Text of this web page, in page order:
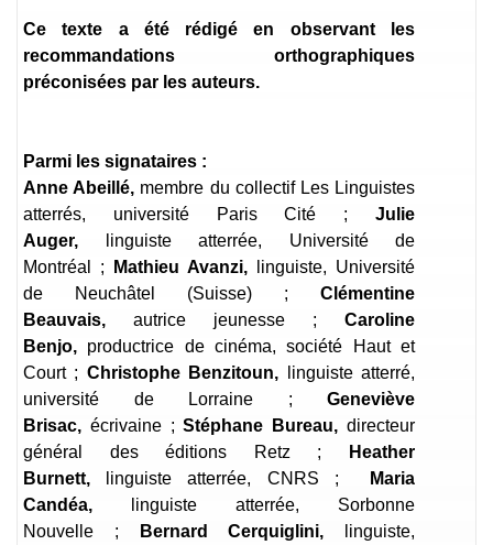
Ce texte a été rédigé en observant les
recommandations orthographiques
préconisées par les auteurs.
Parmi les signataires :
Anne Abeillé, membre du collectif Les Linguistes
atterrés, université Paris Cité ; Julie
Auger,
linguiste atterrée, Université de
Montréal ;
Mathieu Avanzi, linguiste, Université
de Neuchâtel (Suisse) ; Clémentine
Beauvais, autrice jeunesse ; Caroline
Benjo, productrice de cinéma, société Haut et
Court ; Christophe Benzitoun,
linguiste atterré,
université de Lorraine ; Geneviève
Brisac, écrivaine ;Stéphane Bureau,directeur
général des éditions Retz ; Heather
Burnett,
linguiste atterrée, CNRS ;
Maria
Candéa, linguiste atterrée, Sorbonne
Nouvelle ;
Bernard Cerquiglini, linguiste,